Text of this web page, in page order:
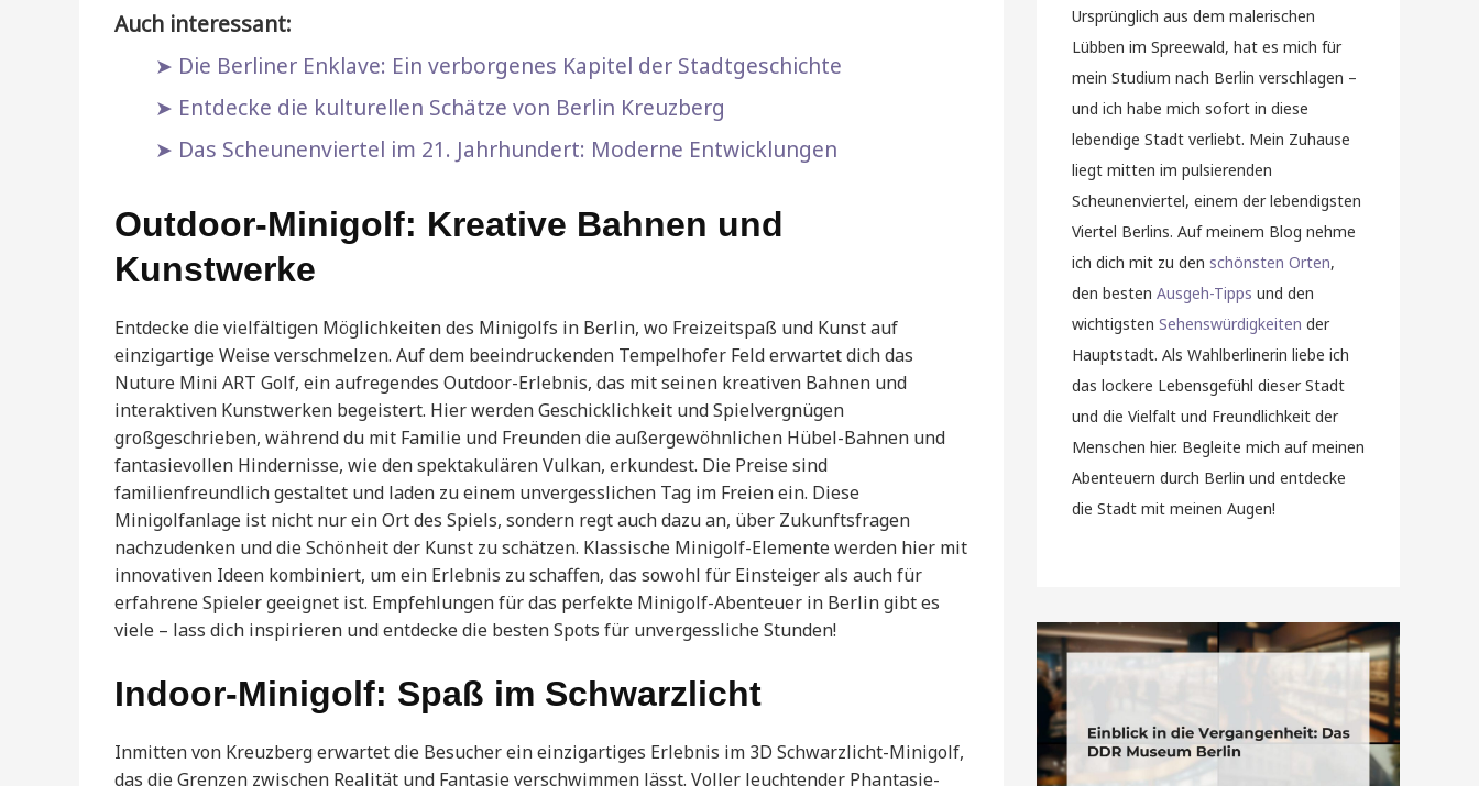
Auch interessant:
Die Berliner Enklave: Ein verborgenes Kapitel der Stadtgeschichte
Entdecke die kulturellen Schätze von Berlin Kreuzberg
Das Scheunenviertel im 21. Jahrhundert: Moderne Entwicklungen
Outdoor-Minigolf: Kreative Bahnen und
Kunstwerke
Entdecke die vielfältigen Möglichkeiten des Minigolfs in Berlin, wo Freizeitspaß und Kunst auf
einzigartige Weise verschmelzen. Auf dem beeindruckenden Tempelhofer Feld erwartet dich das
Nuture Mini ART Golf, ein aufregendes Outdoor-Erlebnis, das mit seinen kreativen Bahnen und
interaktiven Kunstwerken begeistert. Hier werden Geschicklichkeit und Spielvergnügen
großgeschrieben, während du mit Familie und Freunden die außergewöhnlichen Hübel-Bahnen und
fantasievollen Hindernisse, wie den spektakulären Vulkan, erkundest. Die Preise sind
familienfreundlich gestaltet und laden zu einem unvergesslichen Tag im Freien ein. Diese
Minigolfanlage ist nicht nur ein Ort des Spiels, sondern regt auch dazu an, über Zukunftsfragen
nachzudenken und die Schönheit der Kunst zu schätzen. Klassische Minigolf-Elemente werden hier mit
innovativen Ideen kombiniert, um ein Erlebnis zu schaffen, das sowohl für Einsteiger als auch für
erfahrene Spieler geeignet ist. Empfehlungen für das perfekte Minigolf-Abenteuer in Berlin gibt es
viele – lass dich inspirieren und entdecke die besten Spots für unvergessliche Stunden!
Indoor-Minigolf: Spaß im Schwarzlicht
Inmitten von Kreuzberg erwartet die Besucher ein einzigartiges Erlebnis im 3D Schwarzlicht-Minigolf,
das die Grenzen zwischen Realität und Fantasie verschwimmen lässt. Voller leuchtender Phantasie-
Ursprünglich aus dem malerischen
Lübben im Spreewald, hat es mich für
mein Studium nach Berlin verschlagen –
und ich habe mich sofort in diese
lebendige Stadt verliebt. Mein Zuhause
liegt mitten im pulsierenden
Scheunenviertel, einem der lebendigsten
Viertel Berlins. Auf meinem Blog nehme
ich dich mit zu den schönsten Orten,
den besten Ausgeh-Tipps und den
wichtigsten Sehenswürdigkeiten der
Hauptstadt. Als Wahlberlinerin liebe ich
das lockere Lebensgefühl dieser Stadt
und die Vielfalt und Freundlichkeit der
Menschen hier. Begleite mich auf meinen
Abenteuern durch Berlin und entdecke
die Stadt mit meinen Augen!